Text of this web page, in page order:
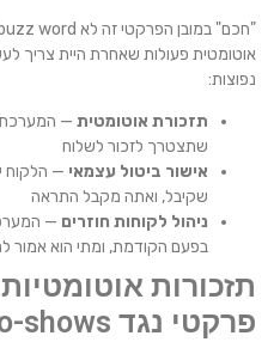
אוטומטית פעולות שאחרת היית צריך
נפוצות:
תזכורת אוטומטית — המערכת
שתצטרך לזכור לשלוח
אישור ביטול עצמאי — הלקוח
שקיבל, ואתה מקבל התראה
ניהול לקוחות חוזרים —
בפעם הקודמת, ומתי הוא אמור
תזכורות
פרקטי נגד no-shows